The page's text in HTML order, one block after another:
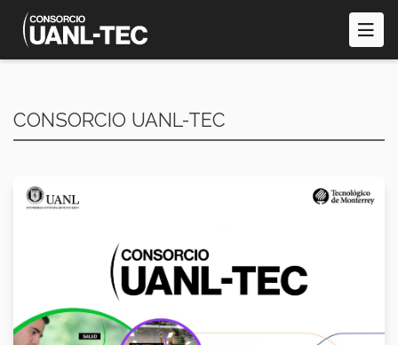
Pasar
contenido
principal
CONSORCIO UANL-TEC